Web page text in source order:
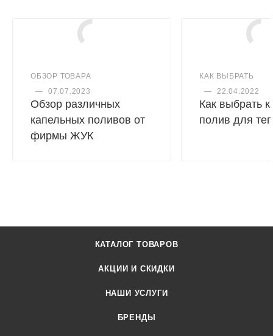
ОБЗОР ТОВАРА
—
07.07.2023
Обзор различных
капельных поливов от
фирмы ЖУК
КАК ВЫБРАТЬ
—
22.04.2022
Как выбрать
полив для
КАТАЛОГ ТОВАРОВ
АКЦИИ И СКИДКИ
НАШИ УСЛУГИ
БРЕНДЫ